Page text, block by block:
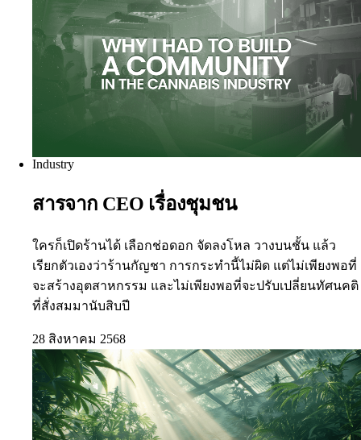
Industry
สารจาก CEO เรื่องชุมชน
ใครก็เปิดร้านได้ เลือกช่อดอก จัดลงโหล วางบนชั้น แล้ว
เรียกตัวเองว่าร้านกัญชา การกระทำนี้ไม่ผิด แต่ไม่เพียงพอที่
จะสร้างอุตสาหกรรม และไม่เพียงพอที่จะปรับเปลี่ยนทัศนคติ
ที่สั่งสมมานับสิบปี
28 สิงหาคม 2568